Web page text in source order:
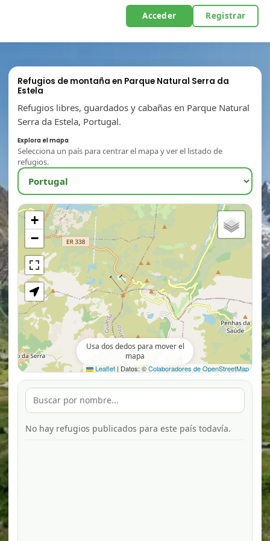
Acceder Registrar
Refugios de montaña en Parque Natural Serra da
Estela
Refugios libres, guardados y cabañas en Parque Natural
Serra da Estela, Portugal.
Explora el mapa
Selecciona un país para centrar el mapa y ver el listado de
refugios.
+
−
Leaflet | Datos: ©Colaboradores de OpenStreetMap
Usa dos dedos para mover el
mapa
No hay refugios publicados para este país todavía.